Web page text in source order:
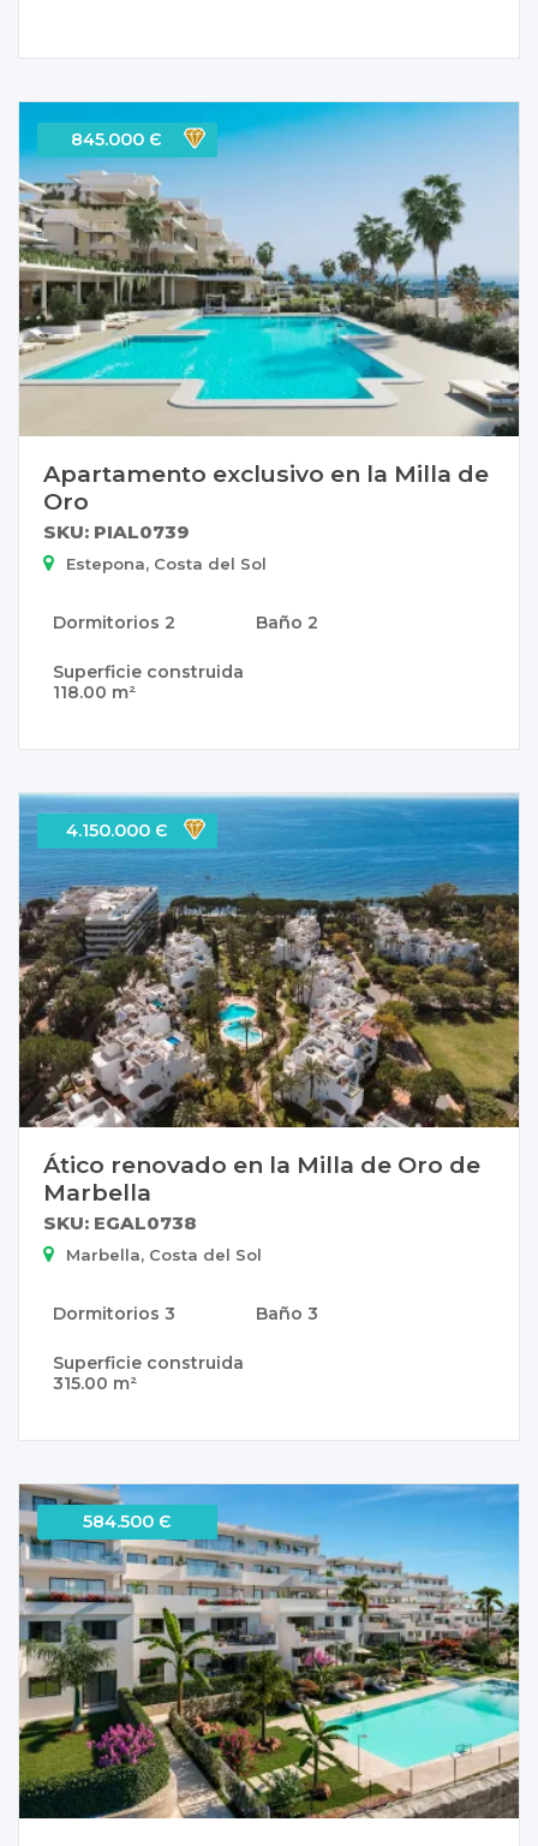
845.000 Є
Apartamento exclusivo en la Milla de
Oro
SKU: PIAL0739
Estepona, Costa del Sol
Dormitorios 2 Baño 2
Superficie construida
118.00 m²
4.150.000 Є
Ático renovado en la Milla de Oro de
Marbella
SKU: EGAL0738
Marbella, Costa del Sol
Dormitorios 3 Baño3
Superficie construida
315.00 m²
584.500 Є